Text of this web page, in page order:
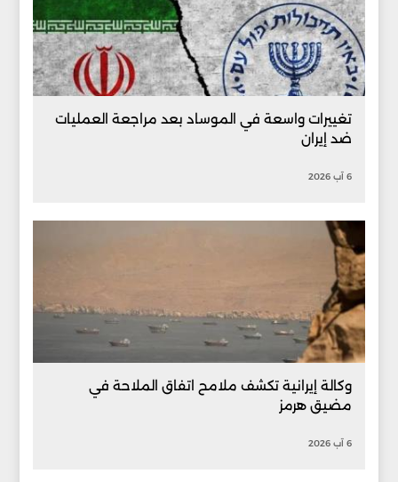
تغييرات واسعة في الموساد بعد مراجعة العمليات
ضد إيران
6 آب 2026
وكالة إيرانية تكشف ملامح اتفاق الملاحة في
مضيق هرمز
6 آب 2026